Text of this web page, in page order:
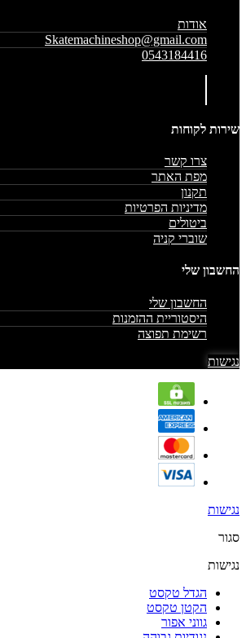
אודות
Skatemachineshop@gmail.com
0543184416
שירות לקוחות
צרו קשר
מפת האתר
תקנון
מדיניות הפרטיות
ביטולים
שוברי קניה
החשבון שלי
החשבון שלי
היסטוריית ההזמנות
רשימת תפוצה
נגישות
נגישות
סגור
נגישות
הגדל טקסט
הקטן טקסט
גווני אפור